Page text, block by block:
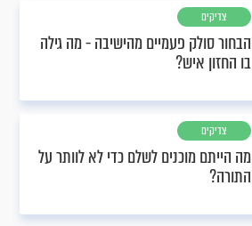
צדיקים
הבחור סולק פעמיים מהישיבה - מה גילה
בו החזון איש?
צדיקים
מה הייתם מוכנים לשלם כדי לא לוותר על
התורה?